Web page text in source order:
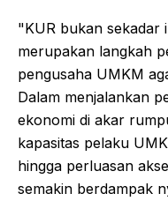
"KUR bukan sekadar
merupakan langkah
pengusaha UMKM
Dalam menjalankan
ekonomi di akar
kapasitas pelaku
hingga perluasan
semakin berdampak